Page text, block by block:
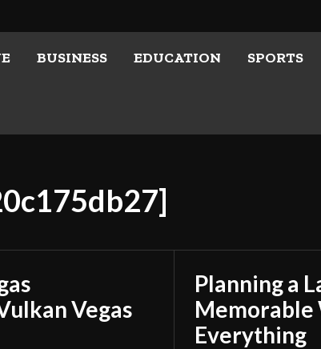
BUSINESS EDUCATION SPORTS
Vegas
Planning a
Memorable
Everything